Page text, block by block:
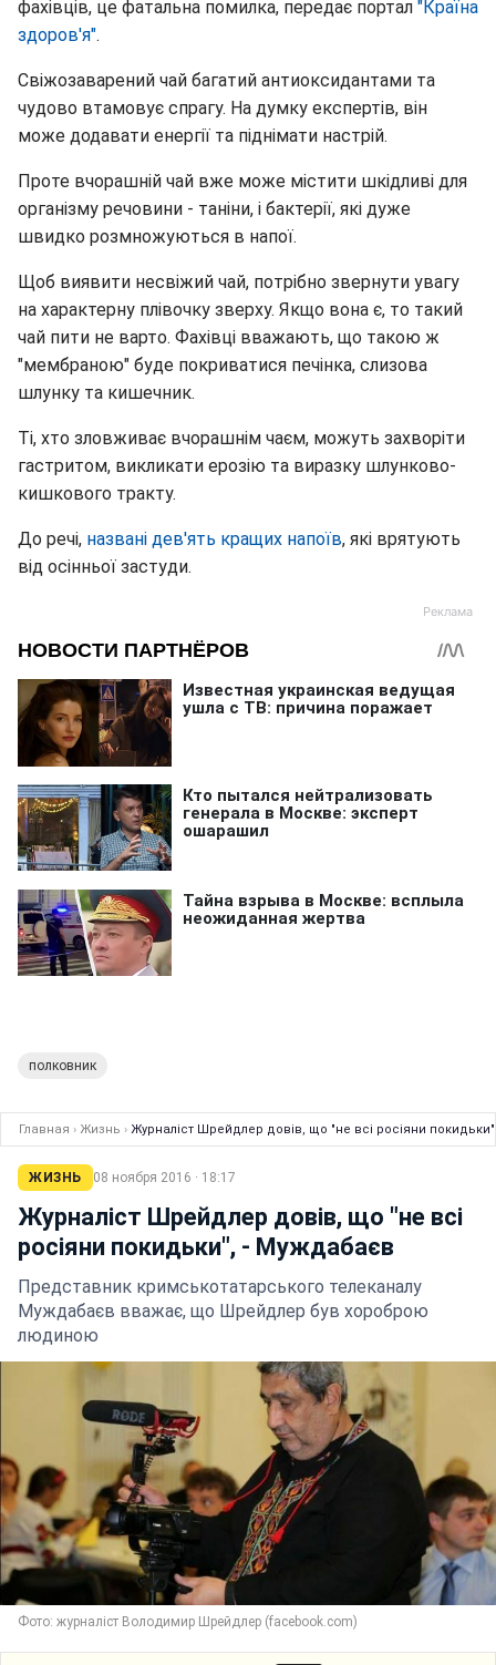
фахівців, це фатальна помилка, передає портал "Країна
здоров'я".
Свіжозаварений чай багатий антиоксидантами та
чудово втамовує спрагу. На думку експертів, він
може додавати енергії та піднімати настрій.
Проте вчорашній чай вже може містити шкідливі для
організму речовини - таніни, і бактерії, які дуже
швидко розмножуються в напої.
Щоб виявити несвіжий чай, потрібно звернути увагу
на характерну плівочку зверху. Якщо вона є, то такий
чай пити не варто. Фахівці вважають, що такою ж
"мембраною" буде покриватися печінка, слизова
шлунку та кишечник.
Ті, хто зловживає вчорашнім чаєм, можуть захворіти
гастритом, викликати ерозію та виразку шлунково-
кишкового тракту.
До речі, названі дев'ять кращих напоїв, які врятують
від осінньої застуди.
полковник
Главная › Жизнь › Журналіст Шрейдлер довів, що "не всі росіяни
ЖИЗНЬ 08 ноября 2016 · 18:17
Журналіст Шрейдлер довів, що "не всі
росіяни покидьки", - Муждабаєв
Представник кримськотатарського телеканалу
Муждабаєв вважає, що Шрейдлер був хороброю
людиною
Фото: журналіст Володимир Шрейдлер (facebook.com)